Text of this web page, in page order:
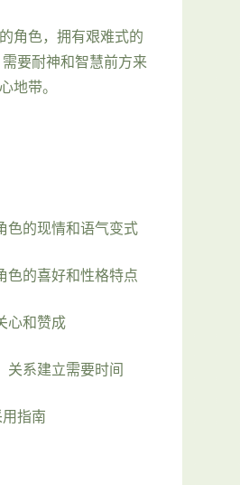
角色，拥有艰难式的
要耐神和智慧前方来
地带。
色的现情和语气变式
色的喜好和性格特点
心和赞成
关系建立需要时间
指南